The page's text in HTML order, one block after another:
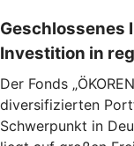
Geschlossenes
Investition in
Der Fonds
diversifizierten
Schwerpunkt in